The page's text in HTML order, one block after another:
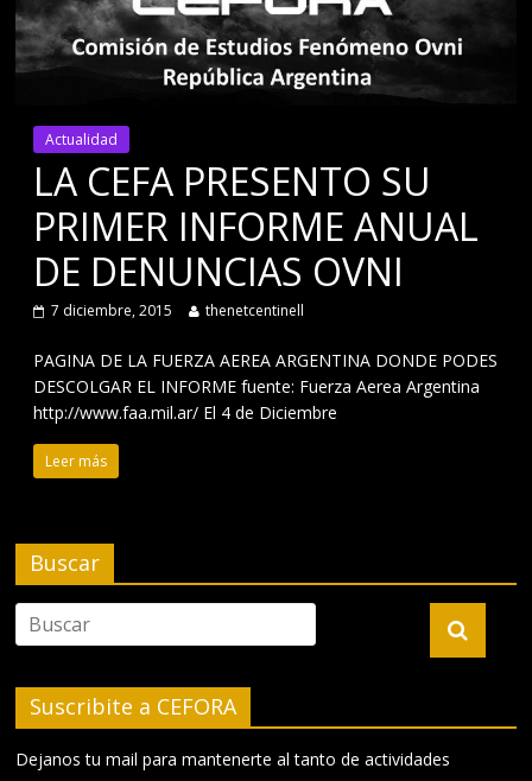
Actualidad
LA CEFA PRESENTO SU
PRIMER INFORME ANUAL
DE DENUNCIAS OVNI
7 diciembre, 2015 thenetcentinell
PAGINA DE LA FUERZA AEREA ARGENTINA DONDE PODES
DESCOLGAR EL INFORME fuente: Fuerza Aerea Argentina
http://www.faa.mil.ar/ El 4 de Diciembre
Leer más
Buscar
Suscribite a CEFORA
Dejanos tu mail para mantenerte al tanto de actividades